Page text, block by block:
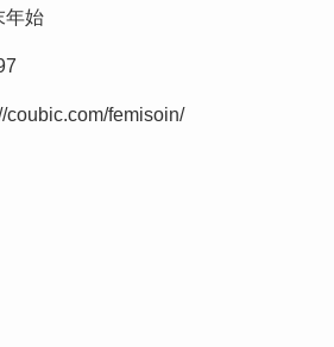
年始
coubic.com/femisoin/